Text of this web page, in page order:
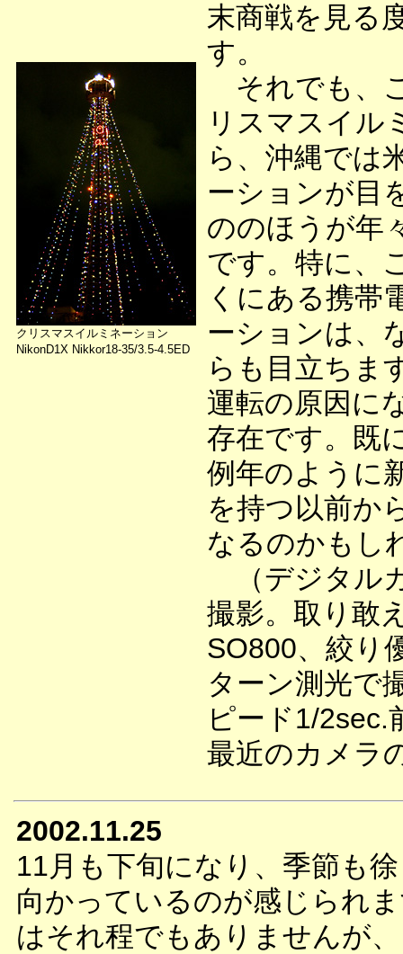
クリスマスイルミネーション
NikonD1X Nikkor18-35/3.5-4.5ED
末商戦を見る
す。
それでも、
リスマスイル
ら、沖縄では
ーションが目
ののほうが年
です。特に、
くにある携帯
ーションは、
らも目立ちま
運転の原因に
存在です。既
例年のように
を持つ以前か
なるのかもし
（デジタル
撮影。取り敢
SO800、絞り
ターン測光で
ピード1/2sec.
最近のカメラ
2002.11.25
11月も下旬になり、季節も
向かっているのが感じられ
はそれ程でもありませんが